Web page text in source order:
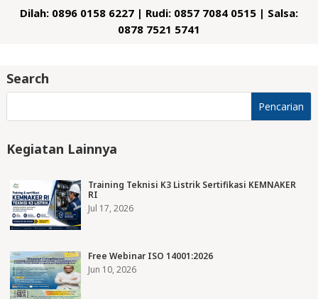
Dilah: 0896 0158 6227 | Rudi: 0857 7084 0515 | Salsa:
0878 7521 5741
Search
Kegiatan Lainnya
Training Teknisi K3 Listrik Sertifikasi KEMNAKER
RI
Jul 17, 2026
Free Webinar ISO 14001:2026
Jun 10, 2026